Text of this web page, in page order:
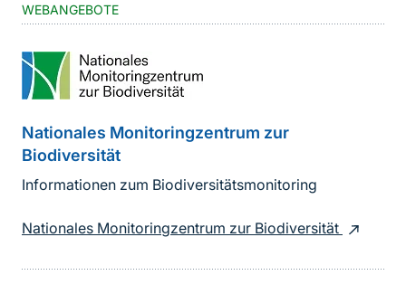
WEBANGEBOTE
Nationales Monitoringzentrum zur
Biodiversität
Informationen zum Biodiversitätsmonitoring
Nationales Monitoringzentrum zur Biodiversität